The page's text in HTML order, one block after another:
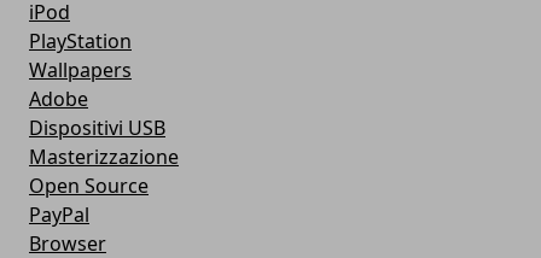
iPod
PlayStation
Wallpapers
Adobe
Dispositivi USB
Masterizzazione
Open Source
PayPal
Browser